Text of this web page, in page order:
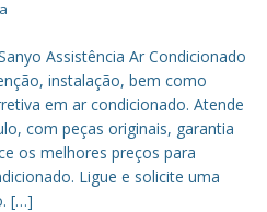
Assistência Ar Condicionado
instalação, bem como
em ar condicionado. Atende
com peças originais, garantia
os melhores preços para
Ligue e solicite uma
[…]